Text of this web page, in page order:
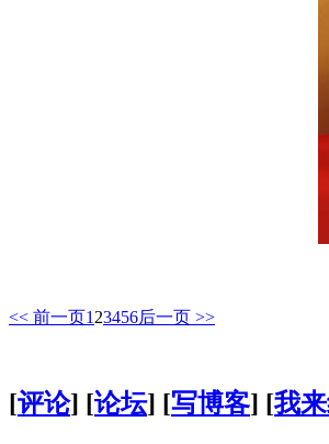
<< 前一页1 23456后一页 >>
[评论] [论坛] [写博客] [我